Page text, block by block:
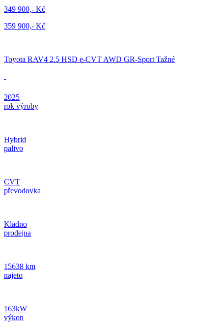
349 900,- Kč
359 900,- Kč
Toyota RAV4 2.5 HSD e-CVT AWD GR-Sport Tažné
2025
rok výroby
Hybrid
palivo
CVT
převodovka
Kladno
prodejna
15638 km
najeto
163kW
výkon